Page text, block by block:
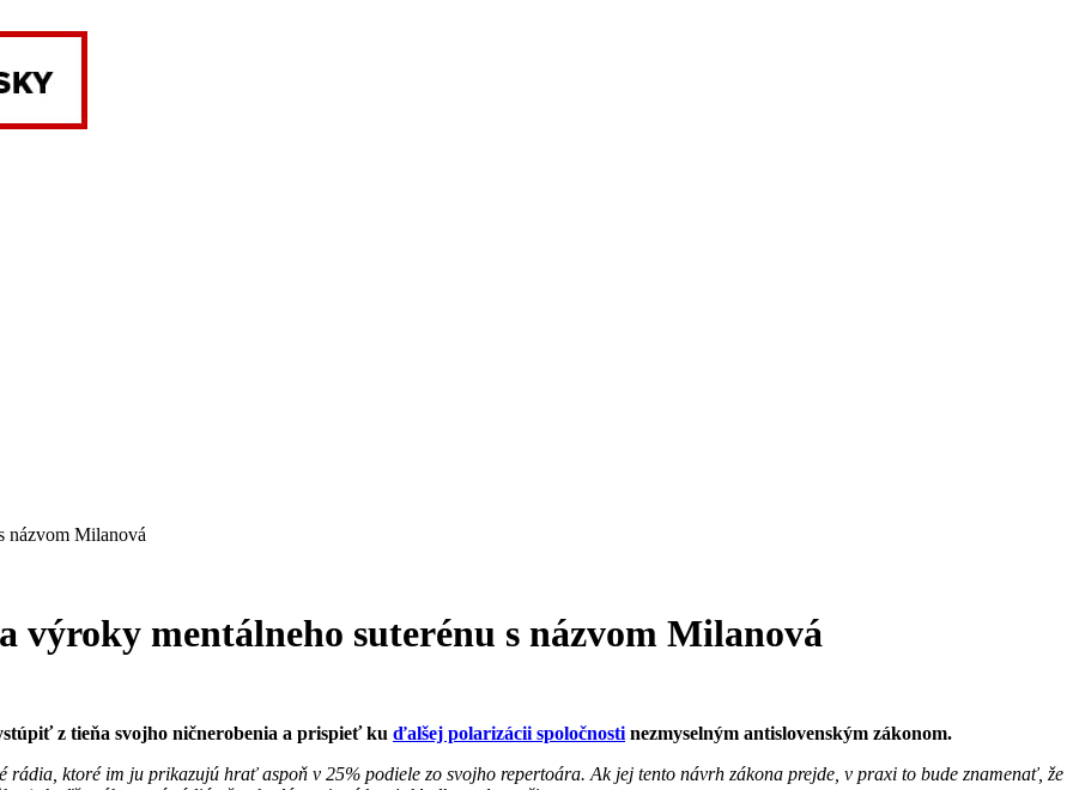
názvom Milanová
výroky mentálneho suterénu s názvom Milanová
z tieňa svojho ničnerobenia a prispieť ku ďalšej polarizácii spoločnosti nezmyselným antislovenským zákonom.
rádia, ktoré im ju prikazujú hrať aspoň v 25% podiele zo svojho repertoára. Ak jej tento návrh zákona prejde, v praxi to bude znamenať, že